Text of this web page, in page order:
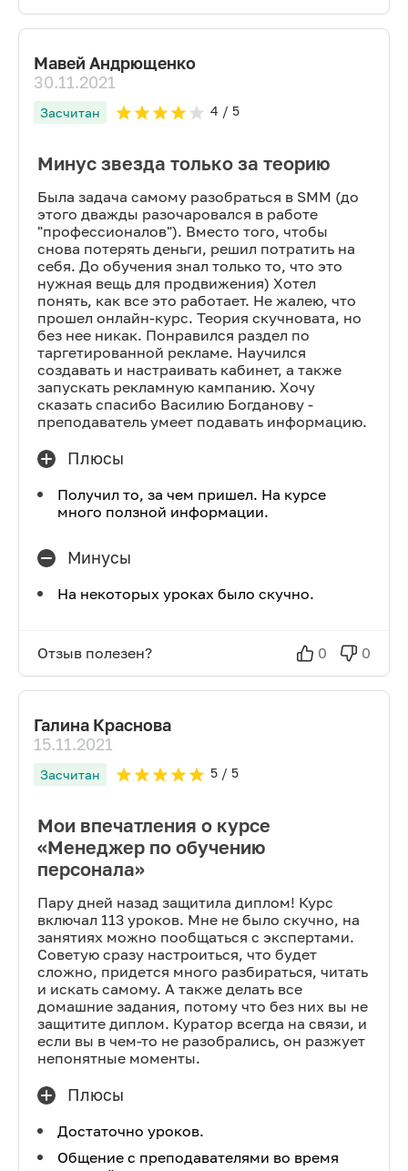
Мавей Андрющенко
30.11.2021
Засчитан 4 / 5
Минус звезда только за теорию
Была задача самому разобраться в SMM (до
этого дважды разочаровался в работе
"профессионалов"). Вместо того, чтобы
снова потерять деньги, решил потратить на
себя. До обучения знал только то, что это
нужная вещь для продвижения) Хотел
понять, как все это работает. Не жалею, что
прошел онлайн-курс. Теория скучновата, но
без нее никак. Понравился раздел по
таргетированной рекламе. Научился
создавать и настраивать кабинет, а также
запускать рекламную кампанию. Хочу
сказать спасибо Василию Богданову -
преподаватель умеет подавать информацию.
Плюсы
Получил то, за чем пришел. На курсе
много ползной информации.
Минусы
На некоторых уроках было скучно.
Отзыв полезен? 0 0
Галина Краснова
15.11.2021
Засчитан 5/ 5
Мои впечатления о курсе
«Менеджер по обучению
персонала»
Пару дней назад защитила диплом! Курс
включал 113 уроков. Мне не было скучно, на
занятиях можно пообщаться с экспертами.
Советую сразу настроиться, что будет
сложно, придется много разбираться, читать
и искать самому. А также делать все
домашние задания, потому что без них вы не
защитите диплом. Куратор всегда на связи, и
если вы в чем-то не разобрались, он разжует
непонятные моменты.
Плюсы
Достаточно уроков.
Общение с преподавателями во время